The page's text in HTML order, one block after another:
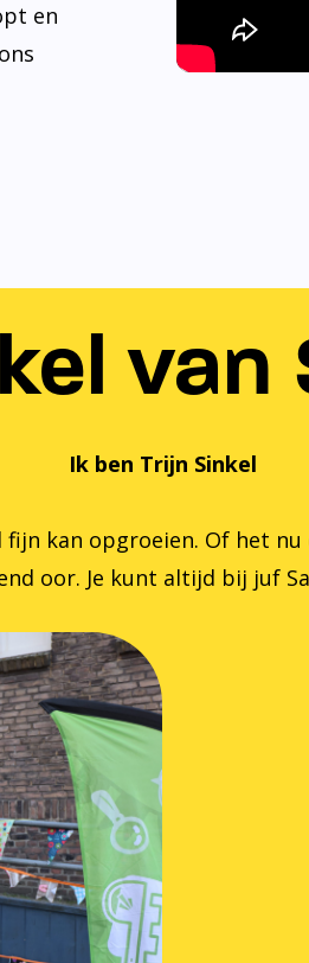
en
van
Ik ben Trijn Sinkel
kan opgroeien. Of het
oor. Je kunt altijd bij juf